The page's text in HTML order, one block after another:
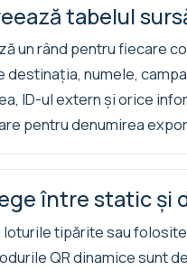
tabelul
un rând pentru fiecare
destinația, numele,
ID-ul extern și orice
pentru denumirea
între static și
loturile tipărite sau
QR dinamice sunt